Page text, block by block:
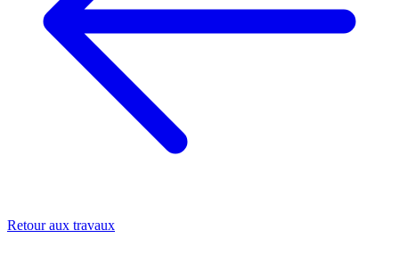
Retour aux travaux